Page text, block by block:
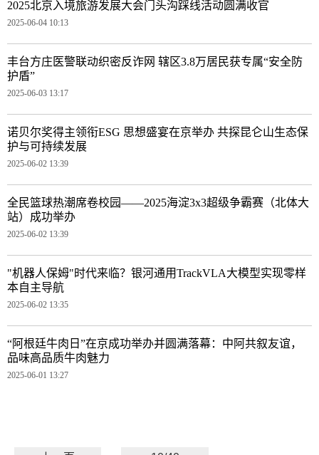
2025北京入境旅游发展大会门头沟踩线活动圆满收官
2025-06-04 10:13
丰台方庄医警联动织密反诈网 辖区3.8万居民获专属“安全防
护盾”
2025-06-03 13:17
诺贝尔奖得主领衔ESG 思想盛宴在京举办 共探昆仑山生态保
护与可持续发展
2025-06-02 13:39
全民篮球热潮席卷校园——2025海淀3x3超级争霸赛（北体大
站）成功举办
2025-06-02 13:39
"机器人保姆"时代来临？银河通用TrackVLA大模型实现零样
本自主导航
2025-06-02 13:35
“阿根廷牛肉日”在京成功举办并圆满落幕：中阿共叙友谊，
品味高品质牛肉魅力
2025-06-01 13:27